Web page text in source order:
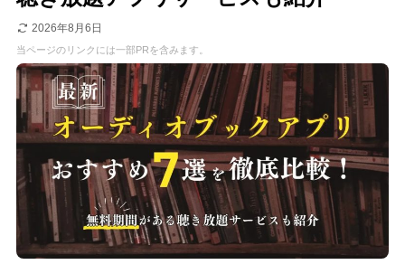
2026年8月6日
当ページのリンクには一部PRを含みます。